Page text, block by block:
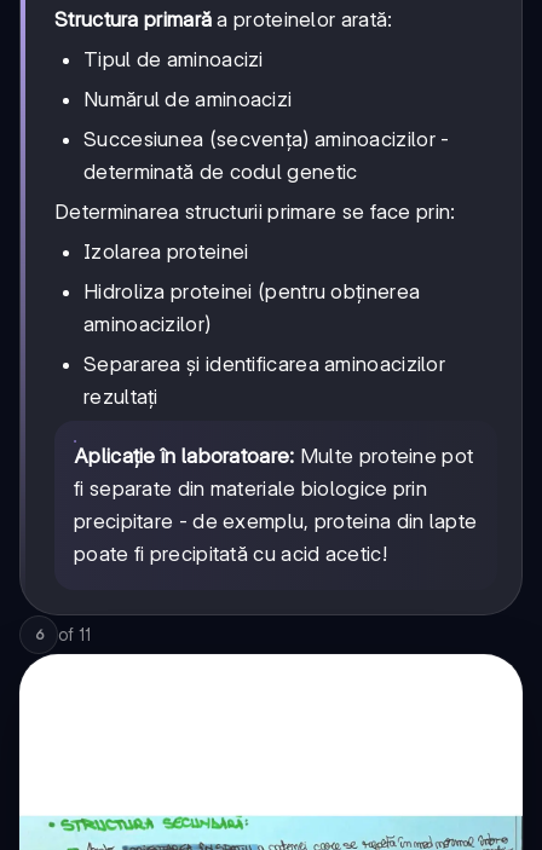
Structura primară a proteinelor arată:
Tipul de aminoacizi
Numărul de aminoacizi
Succesiunea (secvența) aminoacizilor -
determinată de codul genetic
Determinarea structurii primare se face prin:
Izolarea proteinei
Hidroliza proteinei (pentru obținerea
aminoacizilor)
Separarea și identificarea aminoacizilor
rezultați
Aplicație în laboratoare: Multe proteine pot
fi separate din materiale biologice prin
precipitare - de exemplu, proteina din lapte
poate fi precipitată cu acid acetic!
6 of 11